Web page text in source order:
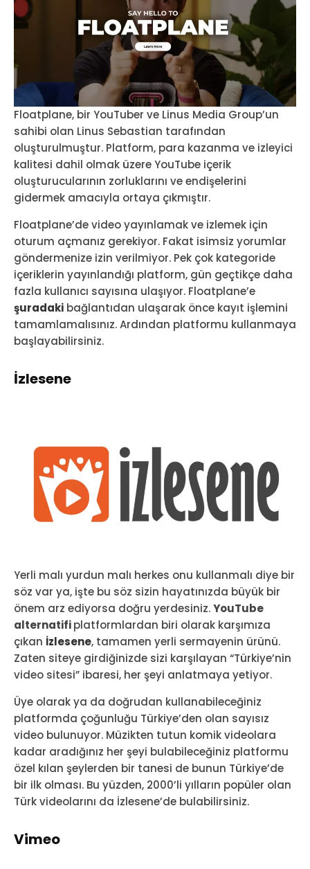
Floatplane, bir YouTuber ve Linus Media Group’un
sahibi olan Linus Sebastian tarafından
oluşturulmuştur. Platform, para kazanma ve izleyici
kalitesi dahil olmak üzere YouTube içerik
oluşturucularının zorluklarını ve endişelerini
gidermek amacıyla ortaya çıkmıştır.
Floatplane’de video yayınlamak ve izlemek için
oturum açmanız gerekiyor. Fakat isimsiz yorumlar
göndermenize izin verilmiyor. Pek çok kategoride
içeriklerin yayınlandığı platform, gün geçtikçe daha
fazla kullanıcı sayısına ulaşıyor. Floatplane’e
şuradaki bağlantıdan ulaşarak önce kayıt işlemini
tamamlamalısınız. Ardından platformu kullanmaya
başlayabilirsiniz.
İzlesene
Yerli malı yurdun malı herkes onu kullanmalı diye bir
söz var ya, işte bu söz sizin hayatınızda büyük bir
önem arz ediyorsa doğru yerdesiniz.YouTube
alternatifiplatformlardan biri olarak karşımıza
çıkan İzlesene, tamamen yerli sermayenin ürünü.
Zaten siteye girdiğinizde sizi karşılayan “Türkiye’nin
video sitesi” ibaresi, her şeyi anlatmaya yetiyor.
Üye olarak ya da doğrudan kullanabileceğiniz
platformda çoğunluğu Türkiye’den olan sayısız
video bulunuyor. Müzikten tutun komik videolara
kadar aradığınız her şeyi bulabileceğiniz platformu
özel kılan şeylerden bir tanesi de bunun Türkiye’de
bir ilk olması. Bu yüzden, 2000’li yılların popüler olan
Türk videolarını da İzlesene’de bulabilirsiniz.
Vimeo